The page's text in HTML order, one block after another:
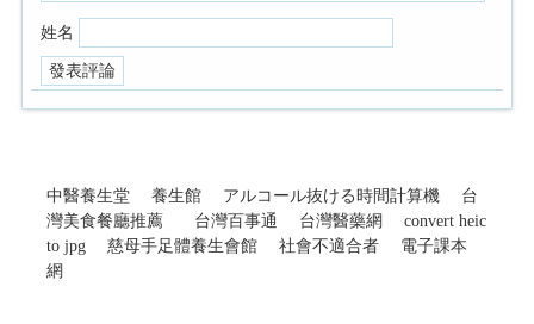
姓名
中醫養生堂 養生館 アルコール抜ける時間計算機
台
灣美食餐廳推薦
台灣百事通 台灣醫藥網
convert heic
to jpg
慈母手足體養生會館 社會不適合者
電子課本
網